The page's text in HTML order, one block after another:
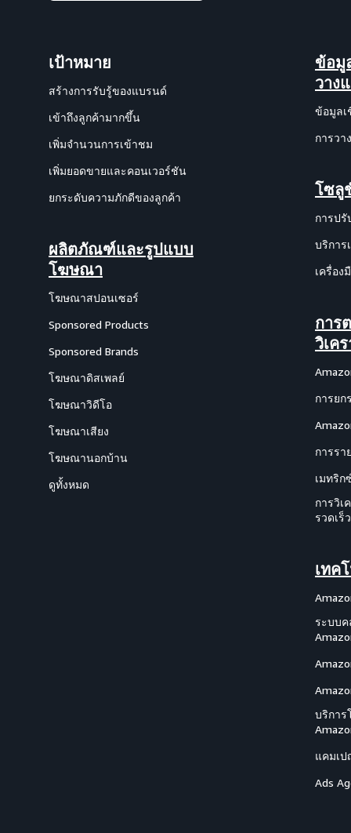
เป้าหมาย
สร้างการรับรู้ของแบรนด์
เข้าถึงลูกค้ามากขึ้น
เพิ่มจำนวนการเข้าชม
เพิ่มยอดขายและคอนเวอร์ชัน
ยกระดับความภักดีของลูกค้า
ผลิตภัณฑ์และรูปแบบ
โฆษณา
โฆษณาสปอนเซอร์
Sponsored Products
Sponsored Brands
โฆษณาดิสเพลย์
โฆษณาวิดีโอ
โฆษณาเสียง
โฆษณานอกบ้าน
ดูทั้งหมด
ข้อมู
วาง
ข้อมูลเ
การวา
โซลู
การป
บริกา
เครื่อ
การ
วิเค
การยก
การร
เมทริ
การวิเ
รวดเร็ว
เทค
ระบบค
บริกา
แคมเ
Ads